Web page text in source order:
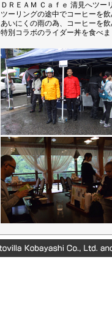
ＤＲＥＡＭ Ｃａｆｅ 清見へツー
ツーリングの途中でコーヒーを
あいにくの雨の為、コーヒーを
特別コラボのライダー丼を食べ